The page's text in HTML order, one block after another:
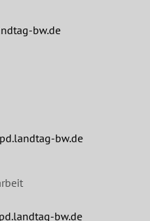
bw.de
bw.de
bw.de